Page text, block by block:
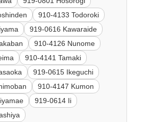
910-4133 Todoroki
919-0616 Kawaraide
910-4126 Nunome
910-4141 Tamaki
919-0615 Ikeguchi
910-4147 Kumon
919-0614 Ii